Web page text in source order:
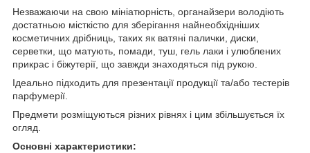
Незважаючи на свою мініатюрність, органайзери володіють
достатньою місткістю для зберігання найнеобхідніших
косметичних дрібниць, таких як ватяні палички, диски,
серветки, що матують, помади, туш, гель лаки і улюблених
прикрас і біжутерії, що завжди знаходяться під рукою.
Ідеально підходить для презентації продукції та/або тестерів
парфумерії.
Предмети розміщуються різних рівнях і цим збільшується їх
огляд.
Основні характеристики: